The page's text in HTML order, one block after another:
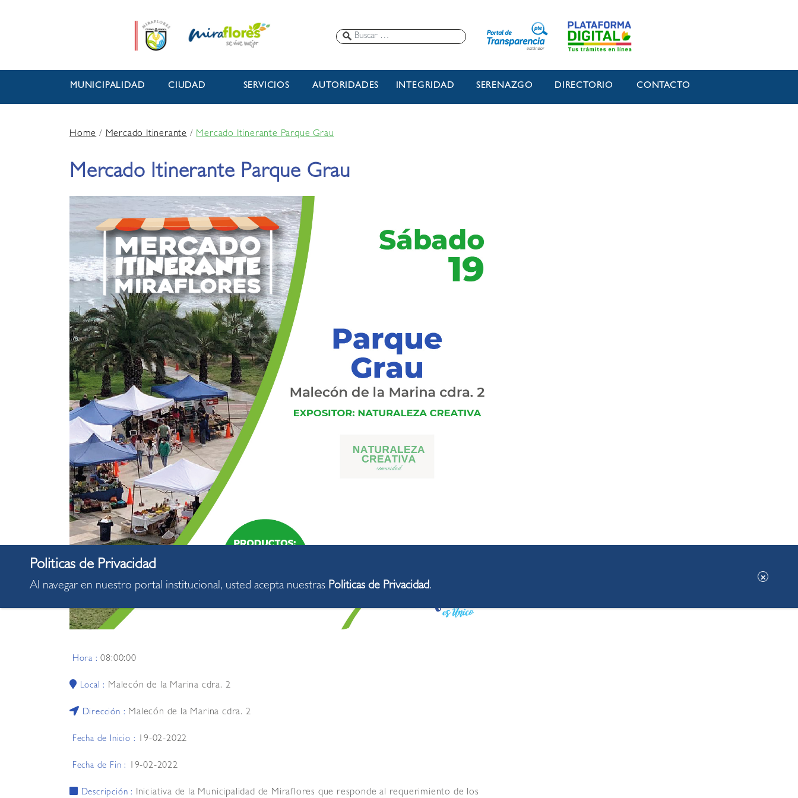
MUNICIPALIDAD CIUDAD SERVICIOS AUTORIDADES INTEGRIDAD SERENAZGO DIRECTORIO CONTACTO
Home/Mercado Itinerante /Mercado Itinerante Parque Grau
Mercado Itinerante Parque Grau
Hora :08:00:00
Local : Malecón de la Marina cdra. 2
Dirección : Malecón de la Marina cdra. 2
Fecha de Inicio : 19-02-2022
Fecha de Fin : 19-02-2022
Descripción : Iniciativa de la Municipalidad de Miraflores que responde al requerimiento de los
Al navegar en nuestro portal institucional, usted acepta nuestras Politicas de Privacidad.